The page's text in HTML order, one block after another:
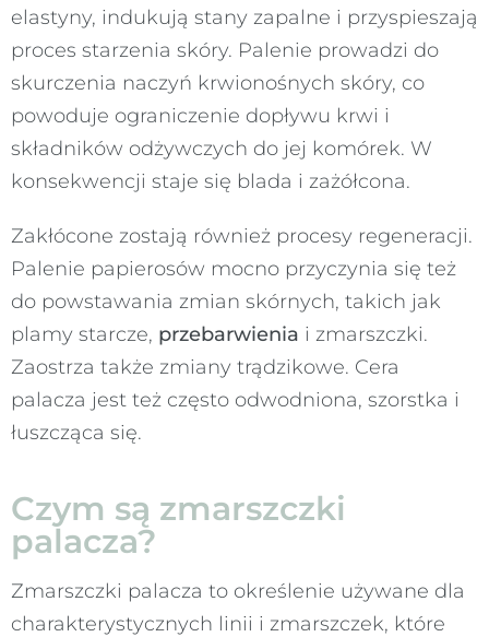
elastyny, indukują stany zapalne i przyspieszają
proces starzenia skóry. Palenie prowadzi do
skurczenia naczyń krwionośnych skóry, co
powoduje ograniczenie dopływu krwi i
składników odżywczych do jej komórek. W
konsekwencji staje się blada i zażółcona.
Zakłócone zostają również procesy regeneracji.
Palenie papierosów mocno przyczynia się też
do powstawania zmian skórnych, takich jak
plamy starcze, przebarwienia i zmarszczki.
Zaostrza także zmiany trądzikowe. Cera
palacza jest też często odwodniona, szorstka i
łuszcząca się.
Czym są zmarszczki
palacza?
Zmarszczki palacza to określenie używane dla
charakterystycznych linii i zmarszczek, które